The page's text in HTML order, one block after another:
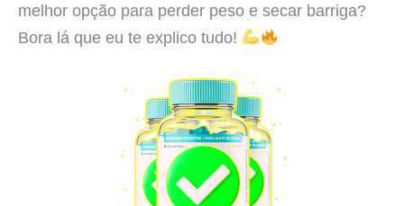
melhor opção para perder peso e secar barriga?
Bora lá que eu te explico tudo!